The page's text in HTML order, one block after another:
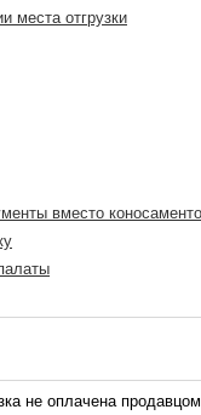
места отгрузки
вместо
не оплачена продавцом